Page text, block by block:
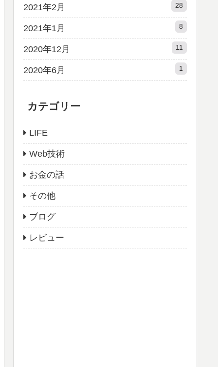
2021年2月 28
2021年1月 8
2020年12月 11
2020年6月 1
カテゴリー
LIFE
Web技術
お金の話
その他
ブログ
レビュー